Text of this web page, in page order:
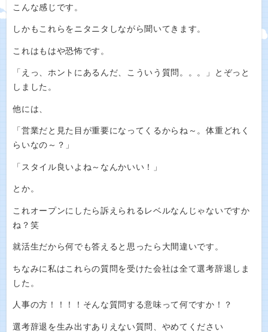
こんな感じです。
しかもこれらをニタニタしながら聞いてきます。
これはもはや恐怖です。
「えっ、ホントにあるんだ、こういう質問。。。」とぞっと
しました。
他には、
「営業だと見た目が重要になってくるからね～。体重どれく
らいなの～？」
「スタイル良いよね～なんかいい！」
とか。
これオープンにしたら訴えられるレベルなんじゃないですか
ね？笑
就活生だから何でも答えると思ったら大間違いです。
ちなみに私はこれらの質問を受けた会社は全て選考辞退しま
した。
人事の方！！！！そんな質問する意味って何ですか！？
選考辞退を生み出すありえない質問、やめてください